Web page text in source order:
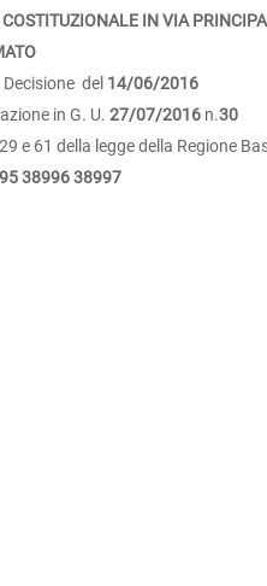
IN VIA
del 14/06/2016
in G. U. 27/07/2016 n.30
e 61 della legge della Regione
3899638997